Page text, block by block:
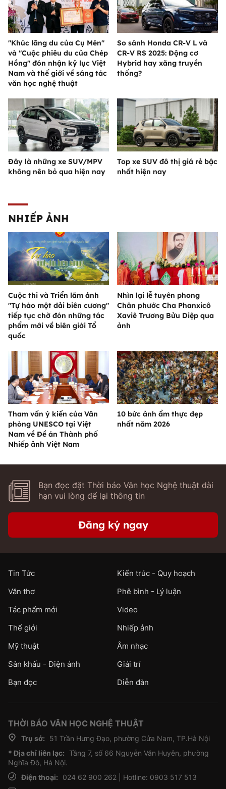
"Khúc lãng du của Cụ Mén"
và "Cuộc phiêu du của Chép
Hồng" đón nhận kỷ lục Việt
Nam và thế giới về sáng tác
văn học nghệ thuật
So sánh Honda CR-V L và
CR-V RS 2025: Động cơ
Hybrid hay xăng truyền
thống?
Đây là những xe SUV/MPV
không nên bỏ qua hiện nay
Top xe SUV đô thị giá rẻ bậc
nhất hiện nay
NHIẾP ẢNH
Cuộc thi và Triển lãm ảnh
"Tự hào một dải biên cương"
tiếp tục chờ đón những tác
phẩm mới về biên giới Tổ
quốc
Nhìn lại lễ tuyên phong
Chân phước Cha Phanxicô
Xaviê Trương Bửu Diệp qua
ảnh
Tham vấn ý kiến của Văn
phòng UNESCO tại Việt
Nam về Đề án Thành phố
Nhiếp ảnh Việt Nam
10 bức ảnh ẩm thực đẹp
nhất năm 2026
Bạn đọc đặt Thời báo Văn học Nghệ thuật dài
hạn vui lòng để lại thông tin
Đăng ký ngay
Tin Tức
Kiến trúc - Quy hoạch
Văn thơ
Phê bình - Lý luận
Tác phẩm mới
Video
Thế giới
Nhiếp ảnh
Mỹ thuật
Âm nhạc
Sân khấu - Điện ảnh
Giải trí
Bạn đọc
Diễn đàn
THỜI BÁO VĂN HỌC NGHỆ THUẬT
Trụ sở:
51 Trần Hưng Đạo, phường Cửa Nam, TP.Hà Nội
* Địa chỉ liên lạc: Tầng 7, số 66 Nguyễn Văn Huyên, phường
Nghĩa Đô, Hà Nội.
Điện thoại:
024 62 900 262 | Hotline: 0903 517 513